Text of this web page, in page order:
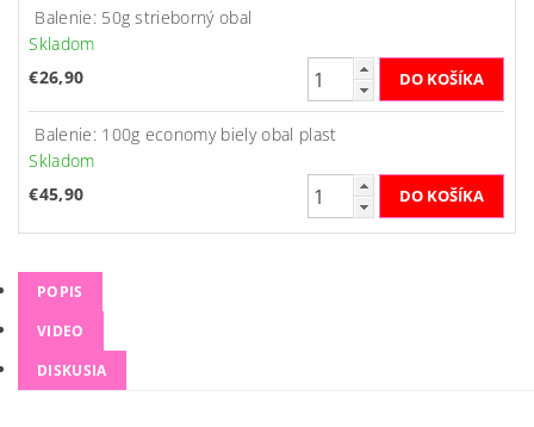
Balenie: 50g strieborný obal
Skladom
€26,90
Balenie: 100g economy biely obal plast
Skladom
€45,90
POPIS
VIDEO
DISKUSIA